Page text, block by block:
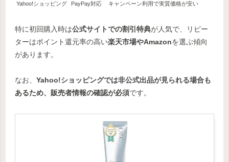
Yahoo!ショッピング PayPay対応 キャンペーン利用で実質価格が安い
特に初回購入時は公式サイトでの割引特典が人気で、リピー
ターはポイント還元率の高い楽天市場やAmazonを選ぶ傾向
があります。
なお、 Yahoo!ショッピングでは非公式出品が見られる場合も
あるため、販売者情報の確認が必須です。